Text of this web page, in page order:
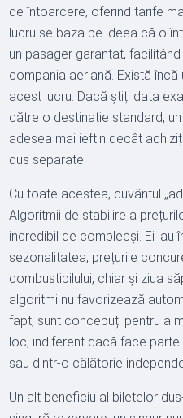
de întoarcere, oferind tarife
lucru se baza pe ideea că o
un pasager garantat,
compania aeriană. Există
acest lucru. Dacă știți data
către o destinație standard,
adesea mai ieftin decât
dus separate.
Cu toate acestea, cuvântul
Algoritmii de stabilire a
incredibil de complecși. Ei iau
sezonalitatea, prețurile
combustibilului, chiar și ziua
algoritmi nu favorizează
fapt, sunt concepuți pentru a
loc, indiferent dacă face
sau dintr-o călătorie
Un alt beneficiu al biletelor